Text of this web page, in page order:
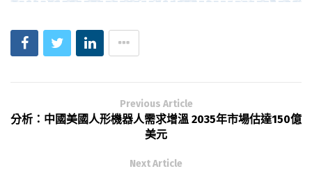
Previous Article
分析：中國美國人形機器人需求增溫 2035年市場估達150億
美元
Next Article